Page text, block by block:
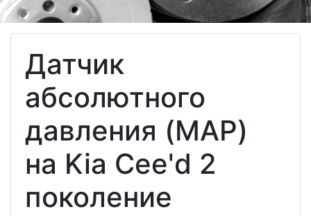
Датчик
абсолютного
давления (MAP)
на Kia Cee'd 2
поколение